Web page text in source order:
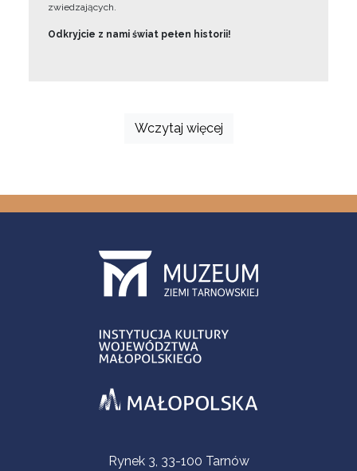
zwiedzających.
Odkryjcie z nami świat pełen historii!
Wczytaj więcej
Informacje kontaktoweRynek 3, 33-100 Tarnów